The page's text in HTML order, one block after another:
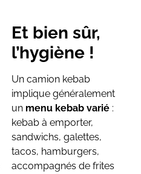
Et bien sûr,
l’hygiène !
Un camion kebab
implique généralement
un menu kebab varié :
kebab à emporter,
sandwichs, galettes,
tacos, hamburgers,
accompagnés de frites